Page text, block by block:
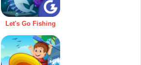
Let's Go Fishing